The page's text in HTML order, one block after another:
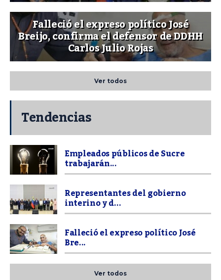
Falleció el expreso político José
Breijo, confirma el defensor de DDHH
Carlos Julio Rojas
Ver todos
Tendencias
Empleados públicos de Sucre
trabajarán...
Representantes del gobierno
interino y d...
Falleció el expreso político José
Bre...
Ver todos